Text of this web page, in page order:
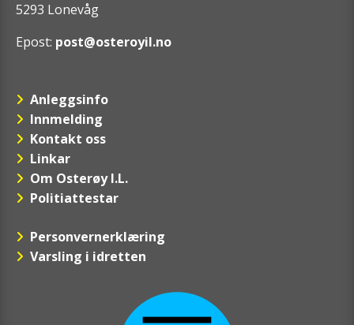
5293 Lonevåg
Epost: post@osteroyil.no
Anleggsinfo
Innmelding
Kontakt oss
Linkar
Om Osterøy I.L.
Politiattestar
Personvernerklæring
Varsling i idretten